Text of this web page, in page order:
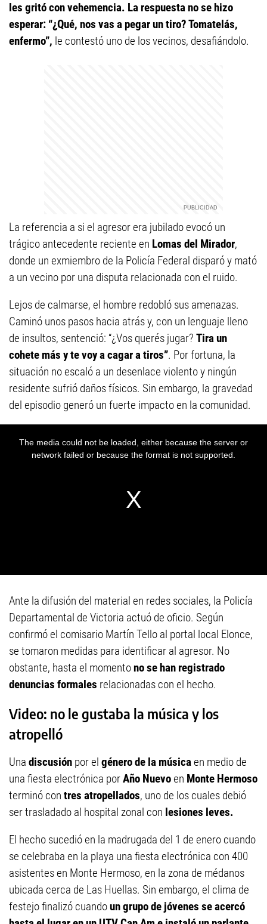
les gritó con vehemencia. La respuesta no se hizo
esperar: “¿Qué, nos vas a pegar un tiro? Tomatelás,
enfermo”, le contestó uno de los vecinos, desafiándolo.
La referencia a si el agresor era jubilado evocó un
trágico antecedente reciente en Lomas del Mirador,
donde un exmiembro de la Policía Federal disparó y mató
a un vecino por una disputa relacionada con el ruido.
Lejos de calmarse, el hombre redobló sus amenazas.
Caminó unos pasos hacia atrás y, con un lenguaje lleno
de insultos, sentenció: “¿Vos querés jugar? Tira un
cohete más y te voy a cagar a tiros”. Por fortuna, la
situación no escaló a un desenlace violento y ningún
residente sufrió daños físicos. Sin embargo, la gravedad
del episodio generó un fuerte impacto en la comunidad.
Ante la difusión del material en redes sociales, la Policía
Departamental de Victoria actuó de oficio. Según
confirmó el comisario Martín Tello al portal local Elonce,
se tomaron medidas para identificar al agresor. No
obstante, hasta el momentono se han registrado
denuncias formales relacionadas con el hecho.
Video: no le gustaba la música y los
atropelló
Una discusión por el género de la músicaen medio de
una fiesta electrónica porAño Nuevoen Monte Hermoso
terminó con tres atropellados, uno de los cuales debió
ser trasladado al hospital zonal con lesiones leves.
El hecho sucedió en la madrugada del 1 de enero cuando
se celebraba en la playa una fiesta electrónica con 400
asistentes en Monte Hermoso, en la zona de médanos
ubicada cerca de Las Huellas. Sin embargo, el clima de
festejo finalizó cuandoun grupo de jóvenes se acercó